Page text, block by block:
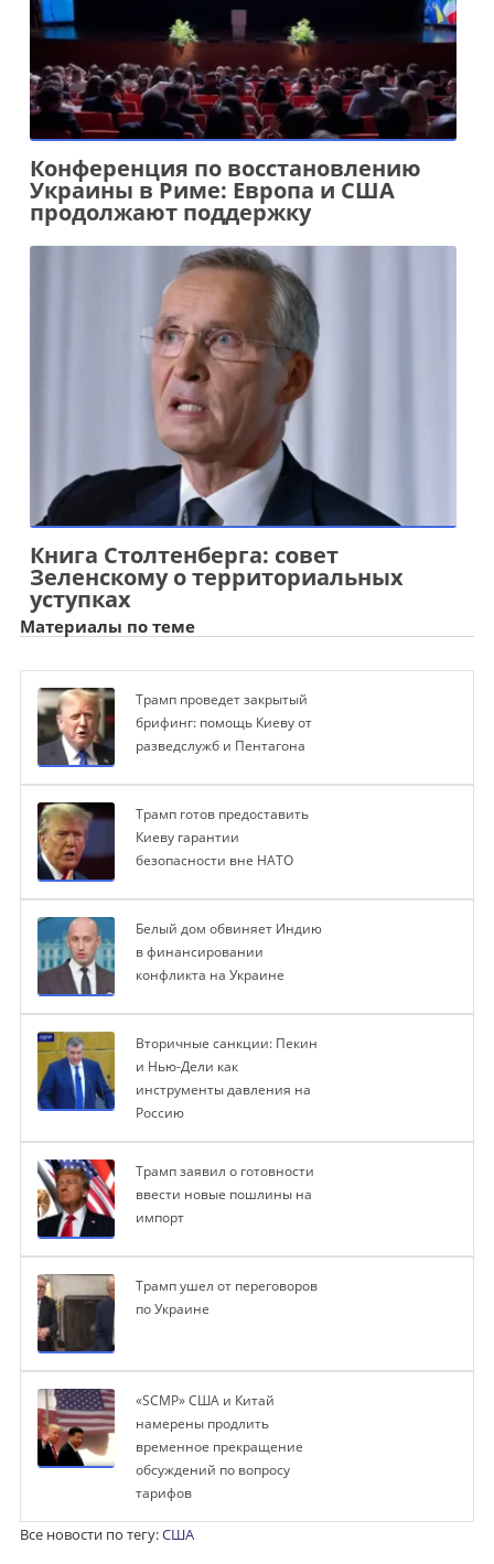
Конференция по восстановлению
Украины в Риме: Европа и США
продолжают поддержку
Книга Столтенберга: совет
Зеленскому о территориальных
уступках
Материалы по теме
Трамп проведет закрытый
брифинг: помощь Киеву от
разведслужб и Пентагона
Трамп готов предоставить
Киеву гарантии
безопасности вне НАТО
Белый дом обвиняет Индию
в финансировании
конфликта на Украине
Вторичные санкции: Пекин
и Нью-Дели как
инструменты давления на
Россию
Трамп заявил о готовности
ввести новые пошлины на
импорт
Трамп ушел от переговоров
по Украине
«SCMP» США и Китай
намерены продлить
временное прекращение
обсуждений по вопросу
тарифов
Все новости по тегу:США